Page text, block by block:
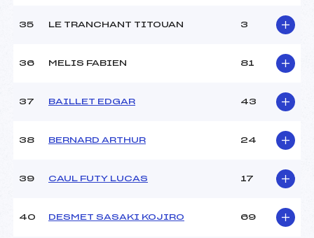
35 LE TRANCHANT TITOUAN 3
36 MELIS FABIEN 81
37 BAILLET EDGAR 43
38 BERNARD ARTHUR 24
39 CAUL FUTY LUCAS 17
40 DESMET SASAKI KOJIRO 69